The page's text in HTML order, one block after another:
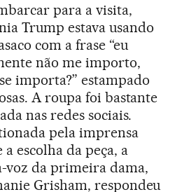
para a visita,
Trump estava usando
com a frase “eu
não me importo,
importa?” estampado
A roupa foi bastante
nas redes sociais.
pela imprensa
a escolha da peça, a
voz da primeira dama,
Grisham, respondeu